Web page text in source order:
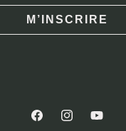
M’INSCRIRE
FacebookInstagramYouTube